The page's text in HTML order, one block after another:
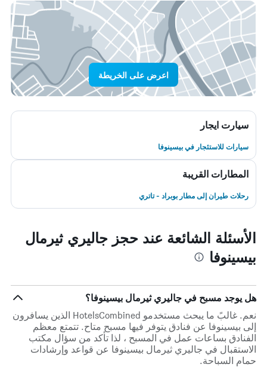
اعرض على الخريطة
سيارت ايجار
سيارات للاستئجار في بيسينوفا
المطارات القريبة
رحلات طيران إلى مطار بوبراد - تاتري
الأسئلة الشائعة عند حجز جاليري ثيرمال
بيسينوفا
هل يوجد مسبح في جاليري ثيرمال بيسينوفا؟
نعم. غالبً ما يبحث مستخدمو HotelsCombined الذين يسافرون
إلى بيسينوفا عن فنادق يتوفر فيها مسبح متاح. تتمتع معظم
الفنادق بساعات عمل في المسبح ، لذا تأكد من سؤال مكتب
الاستقبال في جاليري ثيرمال بيسينوفا عن قواعد وإرشادات
حمام السباحة.